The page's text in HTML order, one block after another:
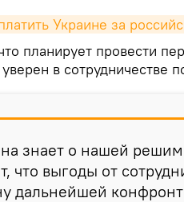
Украине за
планирует провести
в сотрудничестве
знает о нашей
что выгоды от
дальнейшей